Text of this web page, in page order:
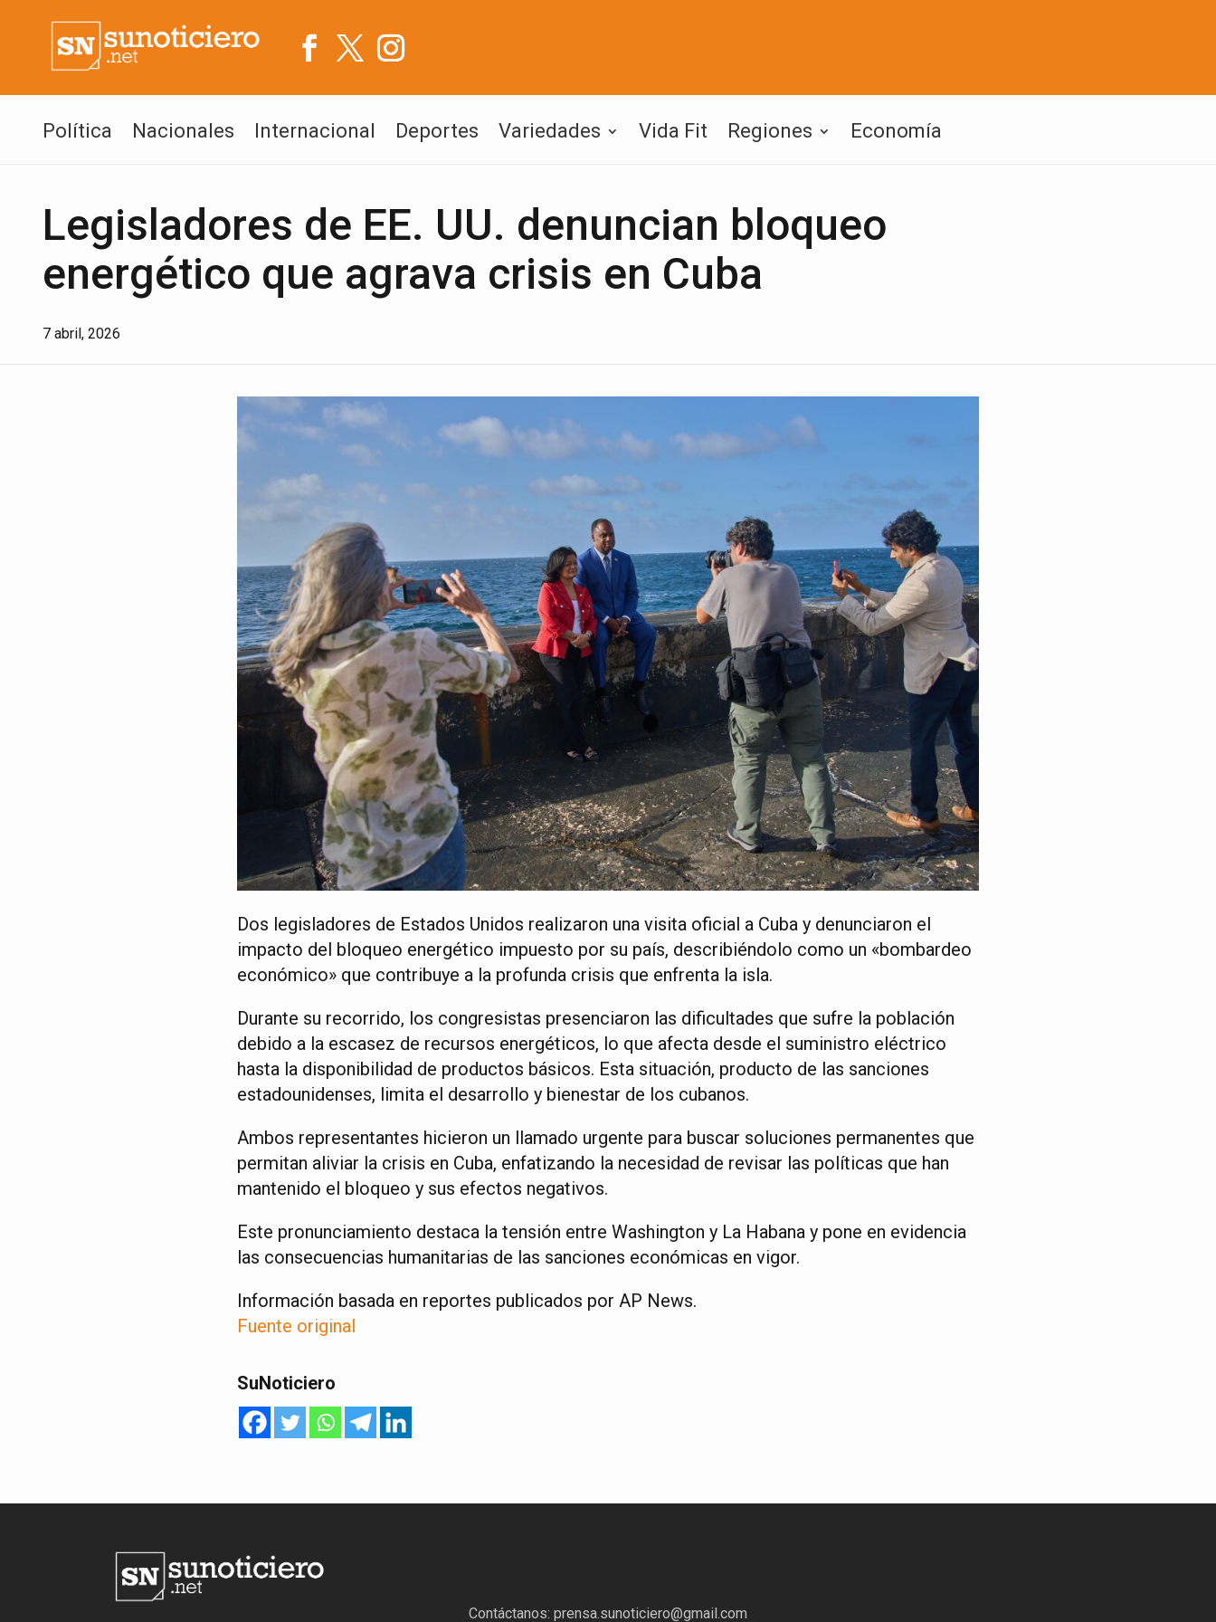
Política Nacionales Internacional Deportes Variedades Vida Fit Regiones Economía
Legisladores de EE. UU. denuncian bloqueo
energético que agrava crisis en Cuba
7 abril, 2026
Dos legisladores de Estados Unidos realizaron una visita oficial a Cuba y denunciaron el
impacto del bloqueo energético impuesto por su país, describiéndolo como un «bombardeo
económico» que contribuye a la profunda crisis que enfrenta la isla.
Durante su recorrido, los congresistas presenciaron las dificultades que sufre la población
debido a la escasez de recursos energéticos, lo que afecta desde el suministro eléctrico
hasta la disponibilidad de productos básicos. Esta situación, producto de las sanciones
estadounidenses, limita el desarrollo y bienestar de los cubanos.
Ambos representantes hicieron un llamado urgente para buscar soluciones permanentes que
permitan aliviar la crisis en Cuba, enfatizando la necesidad de revisar las políticas que han
mantenido el bloqueo y sus efectos negativos.
Este pronunciamiento destaca la tensión entre Washington y La Habana y pone en evidencia
las consecuencias humanitarias de las sanciones económicas en vigor.
Información basada en reportes publicados por AP News.
Fuente original
SuNoticiero
Contáctanos: prensa.sunoticiero@gmail.com